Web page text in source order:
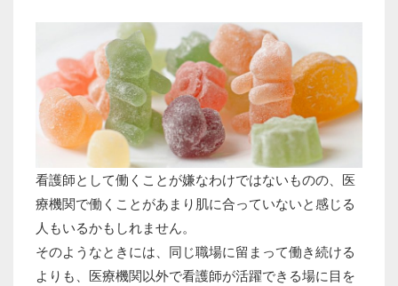
看護師として働くことが嫌なわけではないものの、医
療機関で働くことがあまり肌に合っていないと感じる
人もいるかもしれません。
そのようなときには、同じ職場に留まって働き続ける
よりも、医療機関以外で看護師が活躍できる場に目を